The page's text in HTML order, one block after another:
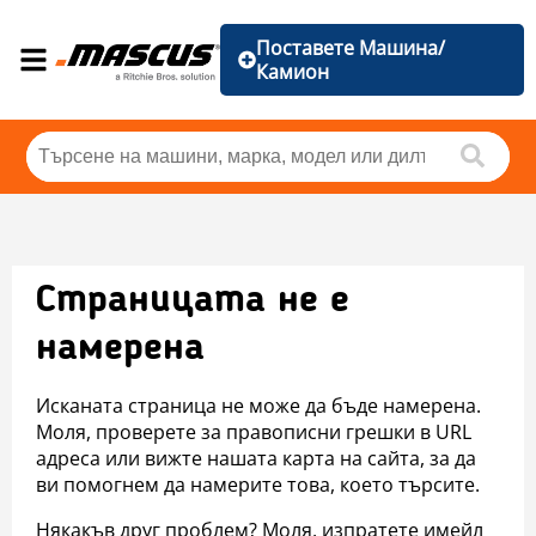
Поставете Машина/
Камион
Страницата не е
намерена
Исканата страница не може да бъде намерена.
Моля, проверете за правописни грешки в URL
адреса или вижте нашата карта на сайта, за да
ви помогнем да намерите това, което търсите.
Някакъв друг проблем? Моля, изпратете имейл